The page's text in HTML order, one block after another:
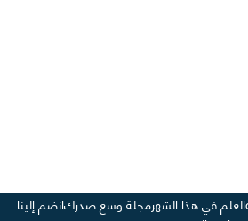
العلم في هذا الشهرمجلة وسع صدركانضم إلينا